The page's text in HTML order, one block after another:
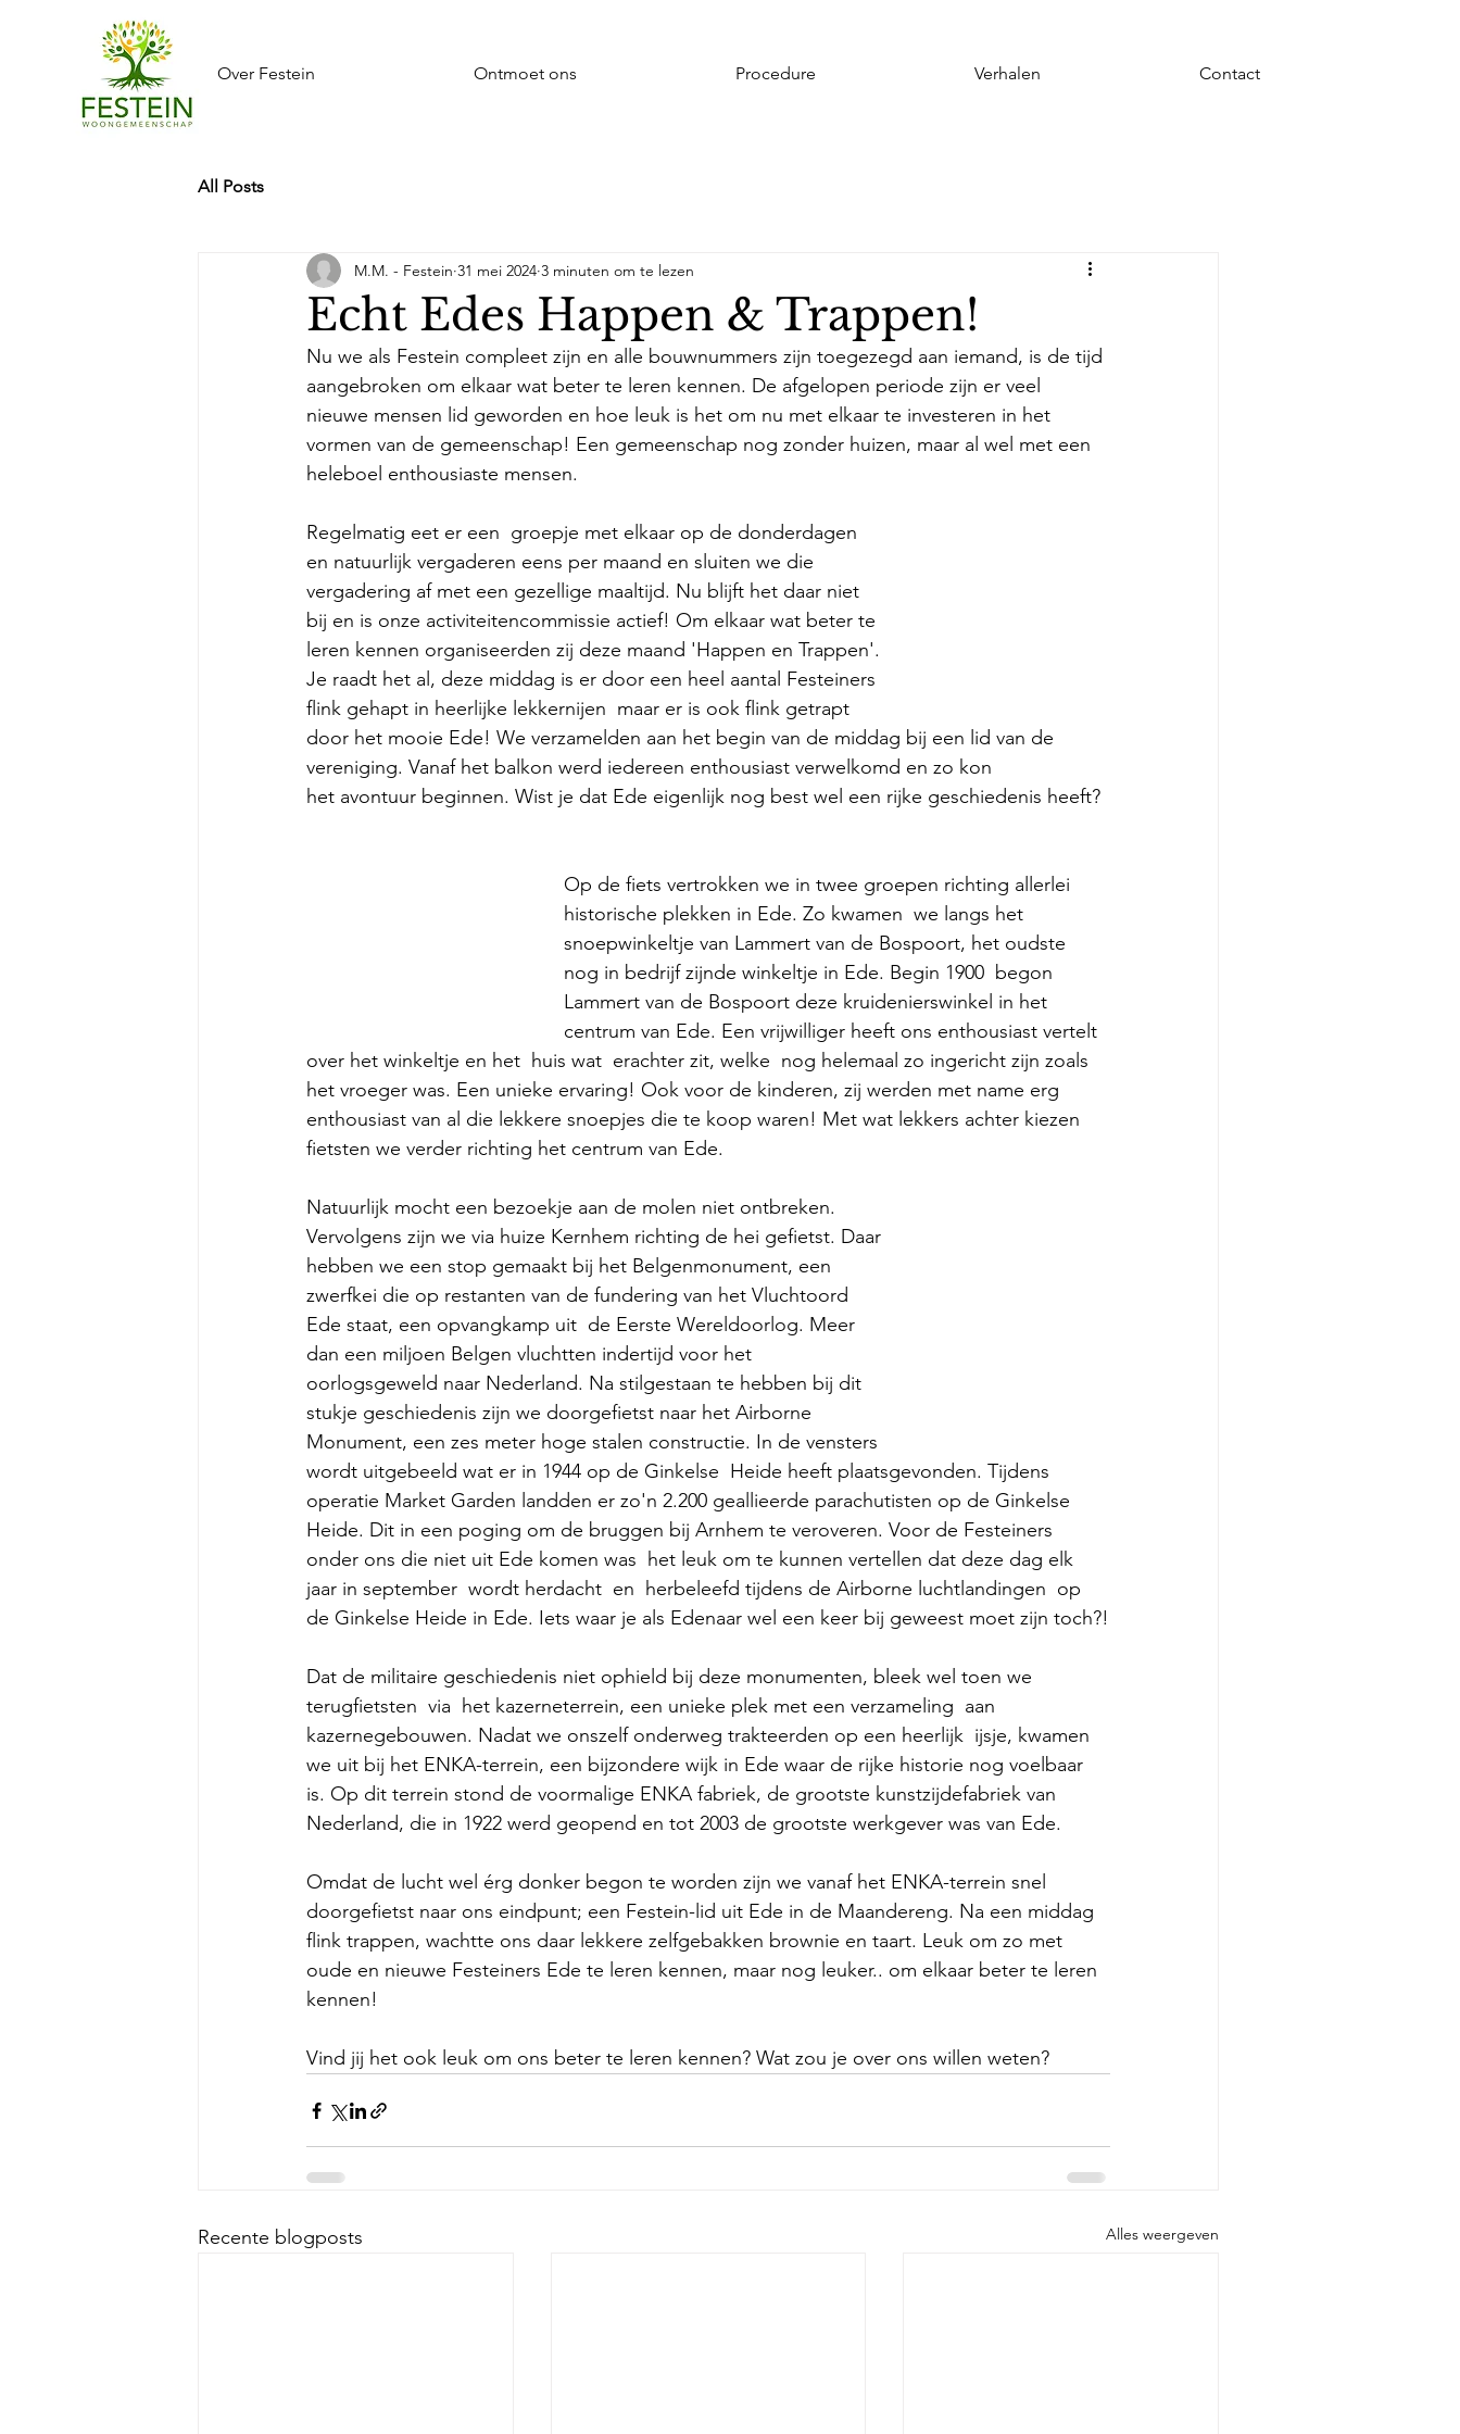
Over Festein Ontmoet ons Procedure Verhalen Contact
All Posts
Echt Edes Happen & Trappen!
M.M. - Festein 31 mei 2024 3 minuten om te lezen
Nu we als Festein compleet zijn en alle bouwnummers zijn toegezegd aan iemand, is de tijd
aangebroken om elkaar wat beter te leren kennen. De afgelopen periode zijn er veel
nieuwe mensen lid geworden en hoe leuk is het om nu met elkaar te investeren in het
vormen van de gemeenschap! Een gemeenschap nog zonder huizen, maar al wel met een
heleboel enthousiaste mensen.
Regelmatig eet er een  groepje met elkaar op de donderdagen
en natuurlijk vergaderen eens per maand en sluiten we die
vergadering af met een gezellige maaltijd. Nu blijft het daar niet
bij en is onze activiteitencommissie actief! Om elkaar wat beter te
leren kennen organiseerden zij deze maand 'Happen en Trappen'.
Je raadt het al, deze middag is er door een heel aantal Festeiners
flink gehapt in heerlijke lekkernijen  maar er is ook flink getrapt
door het mooie Ede! We verzamelden aan het begin van de middag bij een lid van de
vereniging. Vanaf het balkon werd iedereen enthousiast verwelkomd en zo kon
het avontuur beginnen. Wist je dat Ede eigenlijk nog best wel een rijke geschiedenis heeft?
Op de fiets vertrokken we in twee groepen richting allerlei
historische plekken in Ede. Zo kwamen  we langs het
snoepwinkeltje van Lammert van de Bospoort, het oudste
nog in bedrijf zijnde winkeltje in Ede. Begin 1900  begon
Lammert van de Bospoort deze kruidenierswinkel in het
centrum van Ede. Een vrijwilliger heeft ons enthousiast vertelt
over het winkeltje en het  huis wat  erachter zit, welke  nog helemaal zo ingericht zijn zoals
het vroeger was. Een unieke ervaring! Ook voor de kinderen, zij werden met name erg
enthousiast van al die lekkere snoepjes die te koop waren! Met wat lekkers achter kiezen
fietsten we verder richting het centrum van Ede.
Natuurlijk mocht een bezoekje aan de molen niet ontbreken.
Vervolgens zijn we via huize Kernhem richting de hei gefietst. Daar
hebben we een stop gemaakt bij het Belgenmonument, een
zwerfkei die op restanten van de fundering van het Vluchtoord
Ede staat, een opvangkamp uit  de Eerste Wereldoorlog. Meer
dan een miljoen Belgen vluchtten indertijd voor het
oorlogsgeweld naar Nederland. Na stilgestaan te hebben bij dit
stukje geschiedenis zijn we doorgefietst naar het Airborne
Monument, een zes meter hoge stalen constructie. In de vensters
wordt uitgebeeld wat er in 1944 op de Ginkelse  Heide heeft plaatsgevonden. Tijdens
operatie Market Garden landden er zo'n 2.200 geallieerde parachutisten op de Ginkelse
Heide. Dit in een poging om de bruggen bij Arnhem te veroveren. Voor de Festeiners
onder ons die niet uit Ede komen was  het leuk om te kunnen vertellen dat deze dag elk
jaar in september  wordt herdacht  en  herbeleefd tijdens de Airborne luchtlandingen  op
de Ginkelse Heide in Ede. Iets waar je als Edenaar wel een keer bij geweest moet zijn toch?!
Dat de militaire geschiedenis niet ophield bij deze monumenten, bleek wel toen we
terugfietsten  via  het kazerneterrein, een unieke plek met een verzameling  aan
kazernegebouwen. Nadat we onszelf onderweg trakteerden op een heerlijk  ijsje, kwamen
we uit bij het ENKA-terrein, een bijzondere wijk in Ede waar de rijke historie nog voelbaar
is. Op dit terrein stond de voormalige ENKA fabriek, de grootste kunstzijdefabriek van
Nederland, die in 1922 werd geopend en tot 2003 de grootste werkgever was van Ede.
Omdat de lucht wel érg donker begon te worden zijn we vanaf het ENKA-terrein snel
doorgefietst naar ons eindpunt; een Festein-lid uit Ede in de Maandereng. Na een middag
flink trappen, wachtte ons daar lekkere zelfgebakken brownie en taart. Leuk om zo met
oude en nieuwe Festeiners Ede te leren kennen, maar nog leuker.. om elkaar beter te leren
kennen!
Vind jij het ook leuk om ons beter te leren kennen? Wat zou je over ons willen weten?
Recente blogposts Alles weergeven